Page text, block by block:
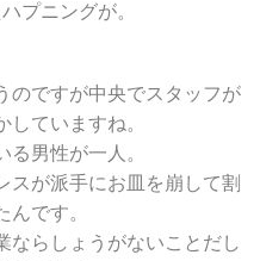
プニングが。
のですが中央でスタッフが
していますね。
る男性が一人。
スが派手にお皿を崩して割
んです。
ならしょうがないことだし